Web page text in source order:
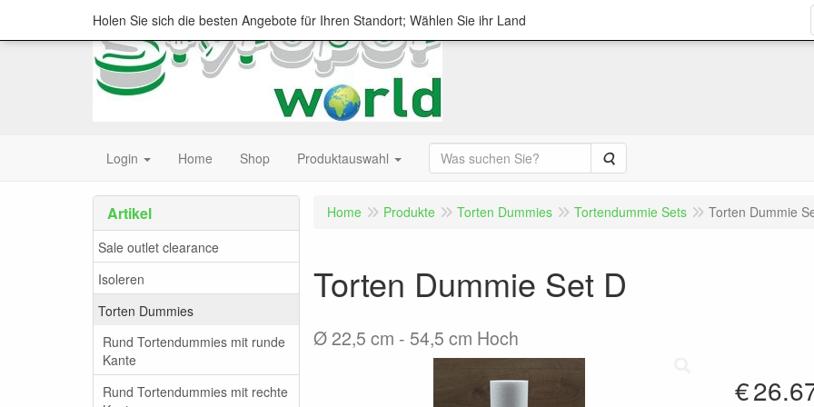
Login Home Shop Produktauswahl Suche
Artikel
Sale outlet clearance
Isoleren
Torten Dummies
Rund Tortendummies mit runde
Kante
Rund Tortendummies mit rechte
Home Produkte Torten Dummies Tortendummie Sets Torten Dummie
Torten Dummie Set D
Ø 22,5 cm - 54,5 cm Hoch
€
Holen Sie sich die besten Angebote für Ihren Standort; Wählen Sie ihr Land